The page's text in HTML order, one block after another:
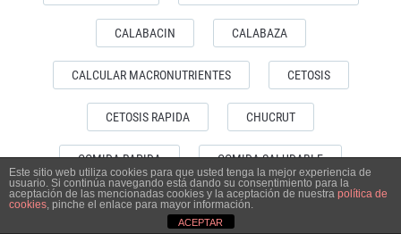
CALABACIN CALABAZA
CALCULAR MACRONUTRIENTES CETOSIS
CETOSIS RAPIDA CHUCRUT
COMIDA RAPIDA COMIDA SALUDABLE
CORONA VIRUS COVID19 DELICIAS KETO
Este sitio web utiliza cookies para que usted tenga la mejor experiencia de
usuario. Si continúa navegando está dando su consentimiento para la
aceptación de las mencionadas cookies y la aceptación de nuestra política de
cookies, pinche el enlace para mayor información.
ACEPTAR